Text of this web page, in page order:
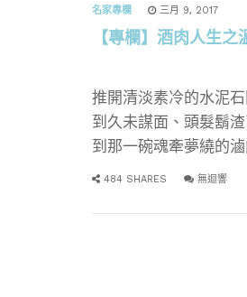
名家專欄 三月 9, 2017
【專欄】酒肉人生之
推開清淡素冷的水泥
到久未謀面、頭髮鬍
到那一碗魂牽夢繞的
包蛋），喝到五味雜
484 SHARES 無迴響